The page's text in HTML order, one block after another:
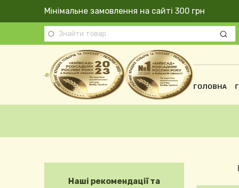
Перейти до основного вмісту
Мінімальне замовлення на сайті 300 грн
ГОЛОВНА
Наші рекомендації та